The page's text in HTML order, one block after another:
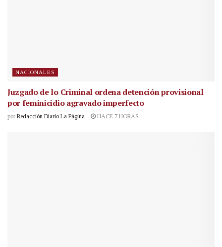
NACIONALES
Juzgado de lo Criminal ordena detención provisional
por feminicidio agravado imperfecto
por Redacción Diario La Página HACE 7 HORAS